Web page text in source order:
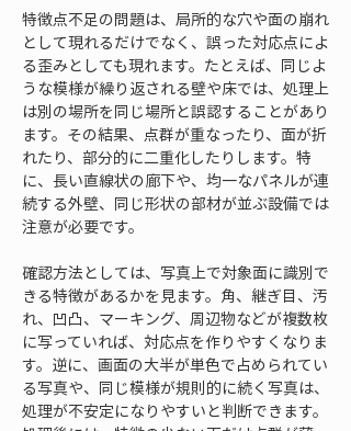
特徴点不足の問題は、局所的な穴や面の崩れ
として現れるだけでなく、誤った対応点によ
る歪みとしても現れます。たとえば、同じよ
うな模様が繰り返される壁や床では、処理上
は別の場所を同じ場所と誤認することがあり
ます。その結果、点群が重なったり、面が折
れたり、部分的に二重化したりします。特
に、長い直線状の廊下や、均一なパネルが連
続する外壁、同じ形状の部材が並ぶ設備では
注意が必要です。
確認方法としては、写真上で対象面に識別で
きる特徴があるかを見ます。角、継ぎ目、汚
れ、凹凸、マーキング、周辺物などが複数枚
に写っていれば、対応点を作りやすくなりま
す。逆に、画面の大半が単色で占められてい
る写真や、同じ模様が規則的に続く写真は、
処理が不安定になりやすいと判断できます。